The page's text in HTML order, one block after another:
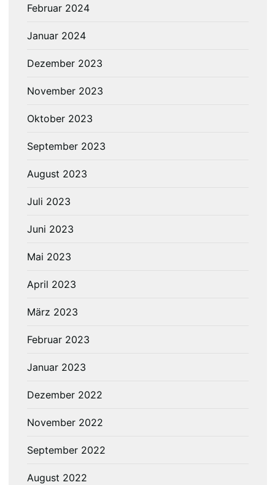
Februar 2024
Januar 2024
Dezember 2023
November 2023
Oktober 2023
September 2023
August 2023
Juli 2023
Juni 2023
Mai 2023
April 2023
März 2023
Februar 2023
Januar 2023
Dezember 2022
November 2022
September 2022
August 2022